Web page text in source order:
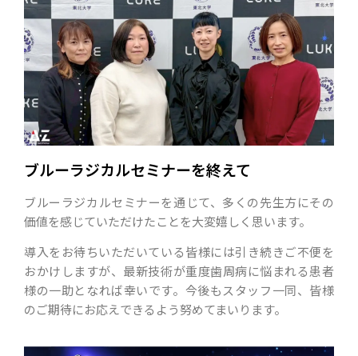
ブルーラジカルセミナーを終えて
ブルーラジカルセミナーを通じて、多くの先生方にその
価値を感じていただけたことを大変嬉しく思います。
導入をお待ちいただいている皆様には引き続きご不便を
おかけしますが、最新技術が重度歯周病に悩まれる患者
様の一助となれば幸いです。今後もスタッフ一同、皆様
のご期待にお応えできるよう努めてまいります。